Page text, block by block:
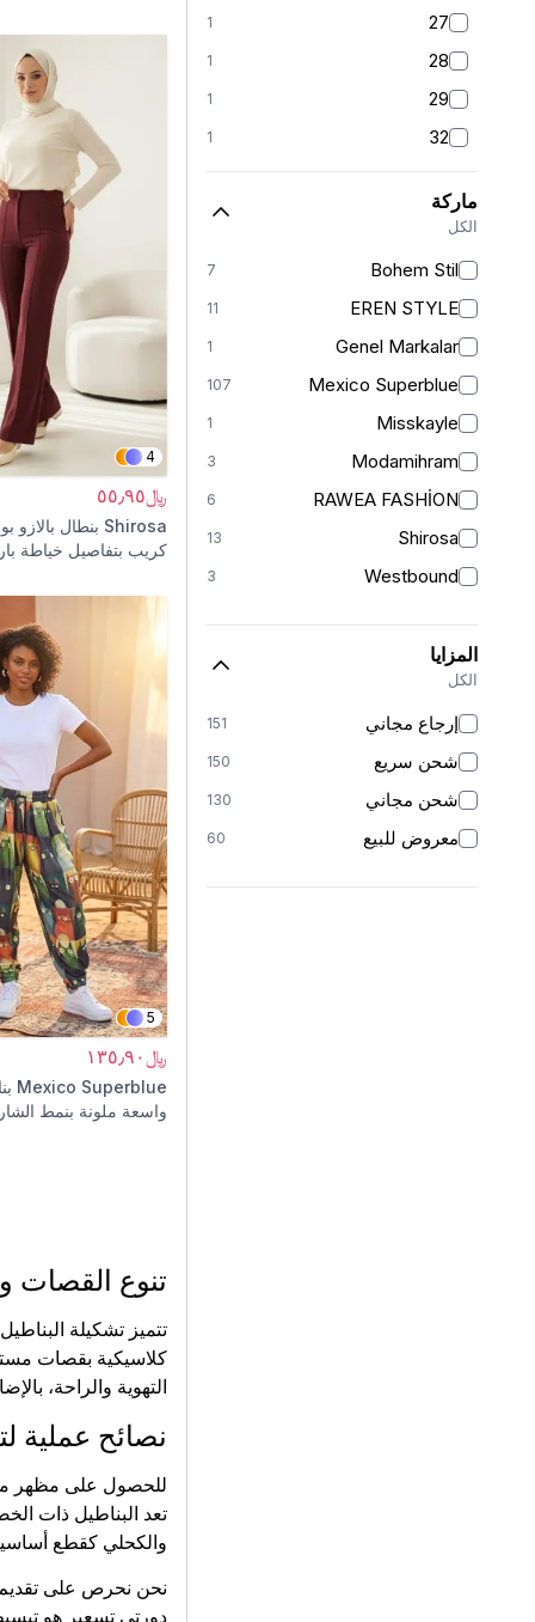
27
1
28
1
29
1
32
1
S
106
S/M
44
4
46
ماركة
الكل
Bohem Stil
7
EREN STYLE
11
Genel Markalar
1
Mexico Superblue
107
Misskayle
1
Modamihram
3
RAWEA FASHİON
6
Shirosa
13
Westbound
3
المزايا
الكل
إرجاع مجاني 151
شحن سريع 150
شحن مجاني 130
معروض للبيع 60
4
﷼٥٥٫٩٥
Shirosa بنطال بالازو
كريب بتفاصيل خياطة
5
﷼١٣٥٫٩٠
Mexico Superblue
واسعة ملونة بنمط
تنوع القصات
تتميز تشكيلة
كلاسيكية بقصات
التهوية والراحة،
نصائح عملية
للحصول على مظهر
تعد البناطيل ذات
والكحلي كقطع
نحن نحرص على
دورتي تسعير هو